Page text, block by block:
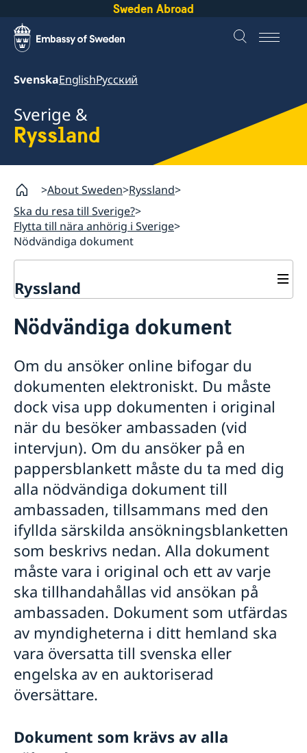
Sweden Abroad
SvenskaEnglishРусский
Sverige &
Ryssland
About Sweden Ryssland
Ska du resa till Sverige?
Flytta till nära anhörig i Sverige
Nödvändiga dokument
Ryssland
Resa till Sverige
Söka visum
Så ansöker du
Visum för flera inresor
Dokument som krävs
Turistbesök - extra dokument
Besöka släkt och vänner - extra dokument
Affärsbesök - extra dokument
Sport, kultur och andra typer av besök - extra
dokument
Minderåriga - extra dokument
Medicinsk reseförsäkring
Uppehållstillstånd för besök (Besöka Sverige
längre tid än 90 dagar)
Basfakta
Så ansöker du
Nödvändiga dokument
Avgifter
Nationell visering
EU Entry/Exit System
Avgifter
Överklaga
Varning för nätbedrägerier
Vanligt förekommande frågor
Flytta till nära anhörig i Sverige
Så ansöker du om uppehållstillstånd
Nödvändiga dokument
Avgifter
Vanligt förekommande frågor
Studera i Sverige
Basfakta
Så ansöker du
Dokument som krävs
Avgifter
Vanligt förekommande frågor
Arbeta i Sverige
Basfakta
Så ansöker du
Dokument som krävs
Avgifter
Vanligt förekommande frågor
Boka tid för intervju
UT cards
Hämta handlingar/dokument
Fullmakt
Införsel av djur till Sverige
Nödvändiga dokument
Om du ansöker online bifogar du
dokumenten elektroniskt. Du måste
dock visa upp dokumenten i original
när du besöker ambassaden (vid
intervjun). Om du ansöker på en
pappersblankett måste du ta med dig
alla nödvändiga dokument till
ambassaden, tillsammans med den
ifyllda särskilda ansökningsblanketten
som beskrivs nedan. Alla dokument
måste vara i original och ett av varje
ska tillhandahållas vid ansökan på
ambassaden. Dokument som utfärdas
av myndigheterna i ditt hemland ska
vara översatta till svenska eller
engelska av en auktoriserad
översättare.
Dokument som krävs av alla